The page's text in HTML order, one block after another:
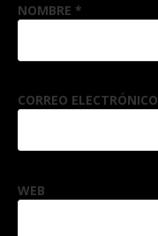
NOMBRE *
CORREO ELECTRÓNICO
WEB